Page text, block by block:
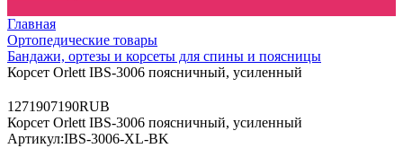
Главная
Ортопедические товары
Бандажи, ортезы и корсеты для спины и поясницы
Корсет Orlett IBS-3006 поясничный, усиленный
1271907190RUB
Корсет Orlett IBS-3006 поясничный, усиленный
Артикул:IBS-3006-XL-BK